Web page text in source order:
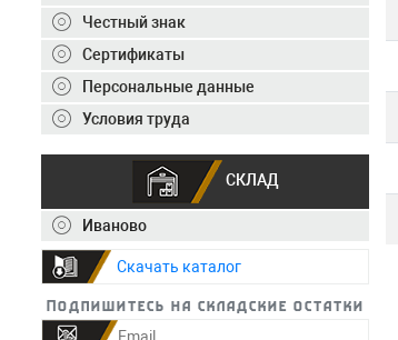
Честный знак
Сертификаты
Персональные данные
Условия труда
СКЛАД
Иваново
Скачать каталог
Подпишитесь на складские остатки